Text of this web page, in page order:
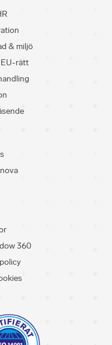
& miljö
rätt
360